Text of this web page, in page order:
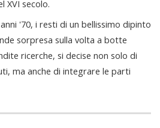
XVI secolo.
'70, i resti di un bellissimo dipinto
sorpresa sulla volta a botte
ricerche, si decise non solo di
ma anche di integrare le parti